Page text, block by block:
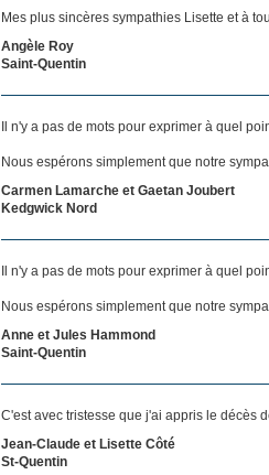
Mes plus sincères sympathies Lisette et à
Angèle Roy
Saint-Quentin
Il n'y a pas de mots pour exprimer à quel
Nous espérons simplement que notre
Carmen Lamarche et Gaetan Joubert
Kedgwick Nord
Il n'y a pas de mots pour exprimer à quel
Nous espérons simplement que notre
Anne et Jules Hammond
Saint-Quentin
C'est avec tristesse que j'ai appris le décès
Jean-Claude et Lisette Côté
St-Quentin